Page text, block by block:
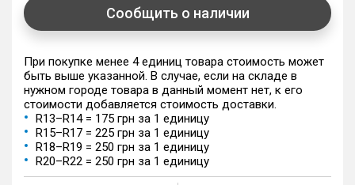
Сообщить о наличии
При покупке менее 4 единиц товара стоимость может
быть выше указанной. В случае, если на складе в
нужном городе товара в данный момент нет, к его
стоимости добавляется стоимость доставки.
R13–R14 = 175 грн за 1 единицу
R15–R17 = 225 грн за 1 единицу
R18–R19 = 250 грн за 1 единицу
R20–R22 = 250 грн за 1 единицу